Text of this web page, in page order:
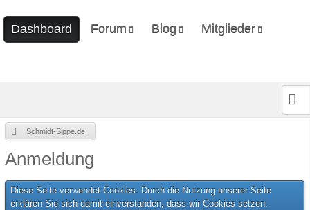
Dashboard Forum Blog Mitglieder
Schmidt-Sippe.de
Anmeldung
Diese Seite verwendet Cookies. Durch die Nutzung unserer Seite
erklären Sie sich damit einverstanden, dass wir Cookies setzen.